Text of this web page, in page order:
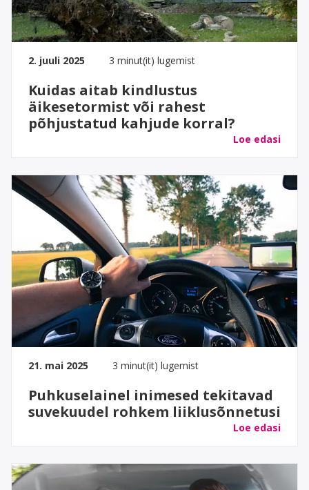
2. juuli 2025 3 minut(it) lugemist
Kuidas aitab kindlustus
äikesetormist või rahest
põhjustatud kahjude korral?
Loe edasi
21. mai 2025 3 minut(it) lugemist
Puhkuselainel inimesed tekitavad
suvekuudel rohkem liiklusõnnetusi
Loe edasi